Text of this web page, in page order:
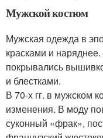
Мужской костюм
Мужская одежда в
красками и
покрывались
и блестками.
В 70-х гг. в мужском
изменения. В моду
суконный «фрак»,